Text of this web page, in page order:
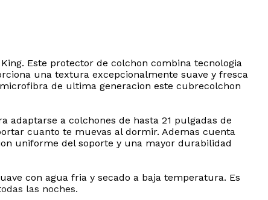
Este protector de colchon combina tecnologia
una textura excepcionalmente suave y fresca
de ultima generacion este cubrecolchon
adaptarse a colchones de hasta 21 pulgadas de
cuanto te muevas al dormir. Ademas cuenta
uniforme del soporte y una mayor durabilidad
con agua fria y secado a baja temperatura. Es
las noches.